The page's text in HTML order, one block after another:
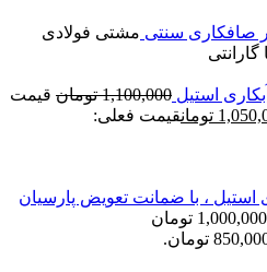
صافکاری سنتی مشتی فولادی
استیل 1,100,000 تومان قیمت
تومانقیمت فعلی:
قیمت اصلی: 1,000,000 تومان